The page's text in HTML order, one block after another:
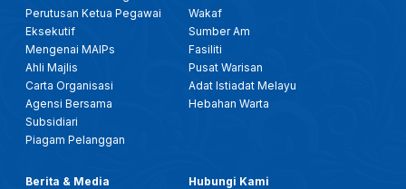
Perutusan Ketua Pegawai
Eksekutif
Mengenai MAIPs
Ahli Majlis
Carta Organisasi
Agensi Bersama
Subsidiari
Piagam Pelanggan
Wakaf
Sumber Am
Fasiliti
Pusat Warisan
Adat Istiadat Melayu
Hebahan Warta
Berita & Media
Hubungi Kami